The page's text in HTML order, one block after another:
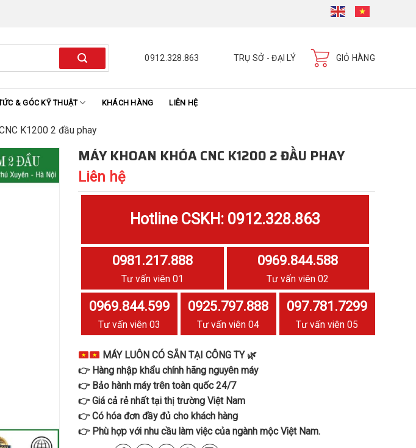
0912.328.863 TRỤ SỞ - ĐẠI LÝ GIỎ HÀNG
& GÓC KỸ THUẬT KHÁCH HÀNG LIÊN HỆ
K1200 2 đầu phay
MÁY KHOAN KHÓA CNC K1200 2 ĐẦU PHAY
Liên hệ
Hotline CSKH: 0912.328.863
0981.217.888
Tư vấn viên 01
0969.844.588
Tư vấn viên 02
0969.844.599
Tư vấn viên 03
0925.797.888
Tư vấn viên 04
097.781.7299
Tư vấn viên 05
MÁY LUÔN CÓ SẴN TẠI CÔNG TY 🌿
👉 Hàng nhập khẩu chính hãng nguyên máy
👉 Bảo hành máy trên toàn quốc 24/7
👉 Giá cả rẻ nhất tại thị trường Việt Nam
👉 Có hóa đơn đầy đủ cho khách hàng
👉 Phù hợp với nhu cầu làm việc của ngành mộc Việt Nam.